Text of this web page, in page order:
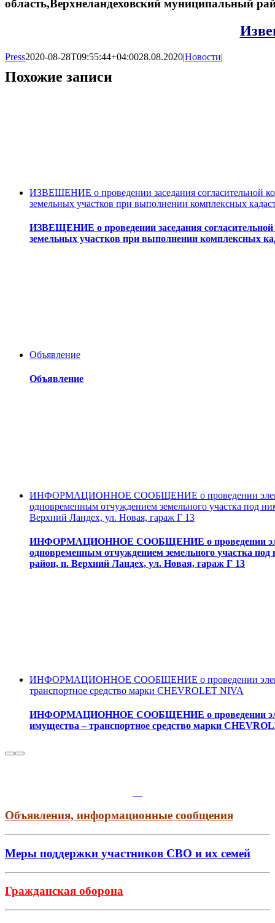
область,Верхнеландеховский муниципальный
Press2020-08-28T09:55:44+04:0028.08.2020|Новости|
Похожие записи
ИЗВЕЩЕНИЕ о проведении заседания согласительной
земельных участков при выполнении комплексных
ИЗВЕЩЕНИЕ о проведении заседания согласительной
земельных участков при выполнении комплексных
Объявление
Объявление
ИНФОРМАЦИОННОЕ СООБЩЕНИЕ о проведении
одновременным отчуждением земельного участка под
Верхний Ландех, ул. Новая, гараж Г 13
ИНФОРМАЦИОННОЕ СООБЩЕНИЕ о проведении
одновременным отчуждением земельного участка
район, п. Верхний Ландех, ул. Новая, гараж Г 13
ИНФОРМАЦИОННОЕ СООБЩЕНИЕ о проведении
транспортное средство марки CHEVROLET NIVA
ИНФОРМАЦИОННОЕ СООБЩЕНИЕ о проведении
имущества – транспортное средство марки
Объявления, информационные сообщения
Меры поддержки участников СВО и их семей
Гражданская оборона